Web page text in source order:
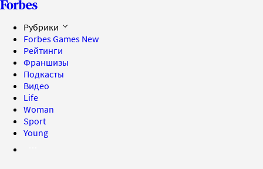
Рубрики
Forbes Games New
Рейтинги
Франшизы
Подкасты
Видео
Life
Woman
Sport
Young